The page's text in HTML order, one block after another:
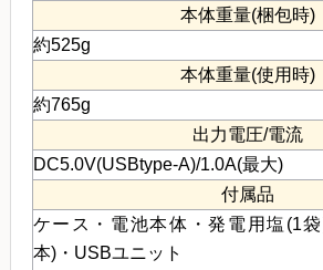
本体重量(梱包時)
約525g
本体重量(使用時)
約765g
出力電圧/電流
DC5.0V(USBtype-A)/1.0A(最大)
付属品
ケース・電池本体・発電用塩(1
本)・USBユニット